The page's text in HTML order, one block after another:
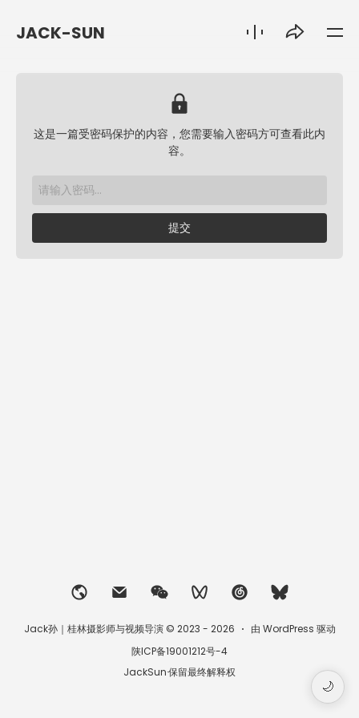
JACK-SUN
这是一篇受密码保护的内容，您需要输入密码方可查看此内
容。
Jack孙｜桂林摄影师与视频导演 © 2023 - 2026
由 WordPress 驱动
陕ICP备19001212号-4
JackSun·保留最终解释权
🌙